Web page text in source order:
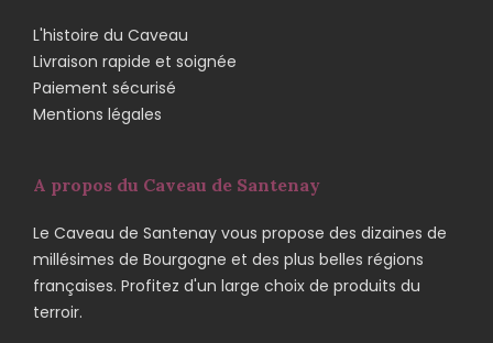
L'histoire du Caveau
Livraison rapide et soignée
Paiement sécurisé
Mentions légales
A propos du Caveau de Santenay
Le Caveau de Santenay vous propose des dizaines de
millésimes de Bourgogne et des plus belles régions
françaises. Profitez d'un large choix de produits du
terroir.